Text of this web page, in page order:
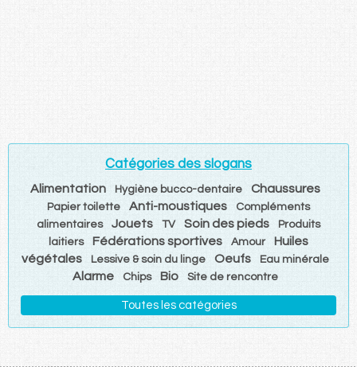
Catégories des slogans
Alimentation Hygiène bucco-dentaire Chaussures
Papier toilette Anti-moustiques
Compléments
alimentaires
Jouets TV Soin des pieds
Produits
laitiers
Fédérations sportives Amour
Huiles
végétales
Lessive & soin du linge Oeufs Eau minérale
Alarme Chips Bio Site de rencontre
Toutes les catégories